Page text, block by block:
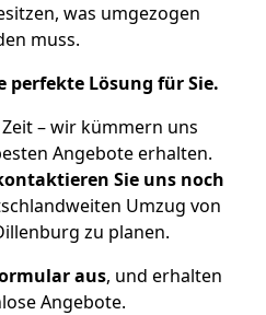
was umgezogen
muss.
perfekte Lösung für Sie.
– wir kümmern uns
Angebote erhalten.
Sie uns noch
Umzug von
zu planen.
aus, und erhalten
Angebote.